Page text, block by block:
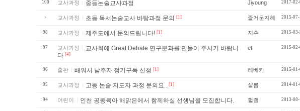
100 교사과정 중등논술교사과정 Jiyoung 2017-02-
» 교사과정 초등 독서논술교사 바탕과정 문의 [1] 즐거운지혜 2015-
98 교사과정 제주도에서 문의드립니다! [1] 지수 2015-03-
97 교사과정
교사회에 Great Debate 연구분과를 만들어 주시기 바랍니
다 [4]
et 2015-02-
96 출판 배워서 남주자 정기구독 신청 [1] 레베카 2015-
95 교사과정 고등 논술 지도자 과정 문의요.. [1] 샬롬 2014-
94 어린이 인천 공동육아 해맑은에서 함께하실 선생님을 모집합니다. 헐랭 2013-08-